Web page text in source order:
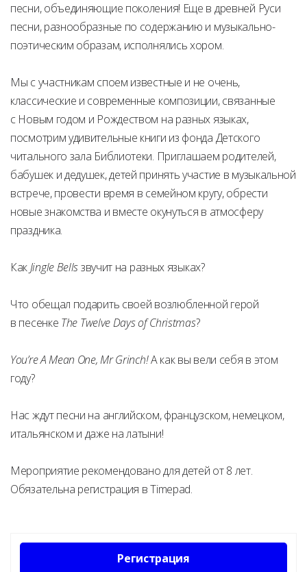
песни, объединяющие поколения! Еще в древней Руси
песни, разнообразные по содержанию и музыкально-
поэтическим образам, исполнялись хором.
Мы с участникам споем известные и не очень,
классические и современные композиции, связанные
с Новым годом и Рождеством на разных языках,
посмотрим удивительные книги из фонда Детского
читального зала Библиотеки. Приглашаем родителей,
бабушек и дедушек, детей принять участие в музыкальной
встрече, провести время в семейном кругу, обрести
новые знакомства и вместе окунуться в атмосферу
праздника.
КакJingle Bellsзвучит на разных языках?
Что обещал подарить своей возлюбленной герой
в песенке The Twelve Days of Christmas?
You’re A Mean One, Mr Grinch!А как вы вели себя в этом
году?
Нас ждут песни на английском, французском, немецком,
итальянском и даже на латыни!
Мероприятие рекомендовано для детей от 8 лет.
Обязательна регистрация в Timepad.
Регистрация